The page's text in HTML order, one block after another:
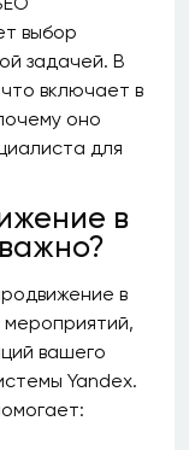
выбор
задачей. В
включает в
оно
для
в
в
мероприятий,
вашего
Yandex.